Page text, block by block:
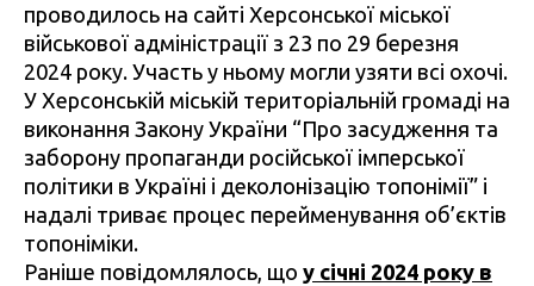
проводилось на сайті Херсонської міської
військової адміністрації з 23 по 29 березня
2024 року. Участь у ньому могли узяти всі охочі.
У Херсонській міській територіальній громаді на
виконання Закону України “Про засудження та
заборону пропаганди російської імперської
політики в Україні і деколонізацію топонімії” і
надалі триває процес перейменування об’єктів
топоніміки.
Раніше повідомлялось, що у січні 2024 року в